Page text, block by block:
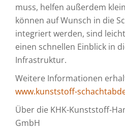
muss, helfen außerdem
können auf Wunsch in die
integriert werden, sind
einen schnellen Einblick in
Infrastruktur.
Weitere Informationen
www.kunststoff-
Über die KHK-Kunststoff-
GmbH